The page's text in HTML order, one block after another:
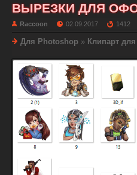
ВЫРЕЗКИ ДЛЯ
Raccoon 02.09.2017 1412
Для Photoshop » Клипарт